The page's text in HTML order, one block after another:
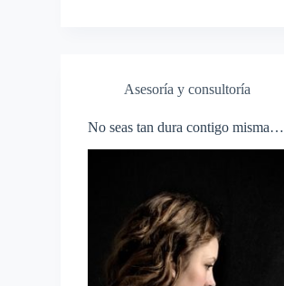
Asesoría y consultoría
No seas tan dura contigo misma…